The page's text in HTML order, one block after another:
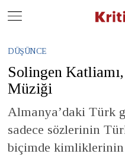
DÜŞÜNCE
Solingen
Müziği
Almanya’daki Türk
sadece sözlerinin
biçimde